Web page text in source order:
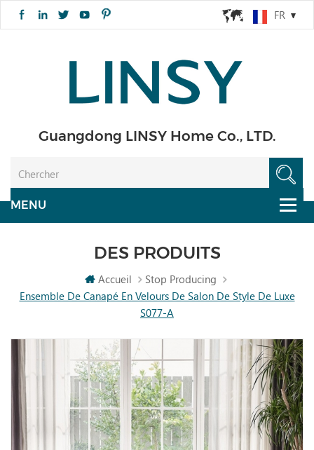
FR
Guangdong LINSY Home Co., LTD.
DES PRODUITS
Accueil
Stop Producing
Ensemble De Canapé En Velours De Salon De Style De Luxe
S077-A